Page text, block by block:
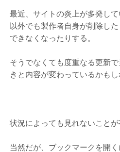
最近、サイトの炎上が多発し
以外でも製作者自身が削除し
できなくなったりする。
そうでなくても度重なる更新
きと内容が変わっているかもし
状況によっても見れないことが
当然だが、ブックマークを開